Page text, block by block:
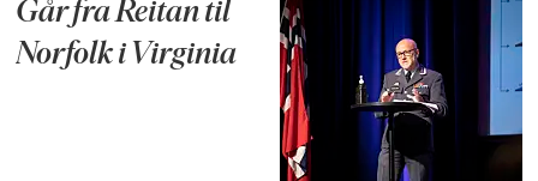
Går fra Reitan til
Norfolk i Virginia